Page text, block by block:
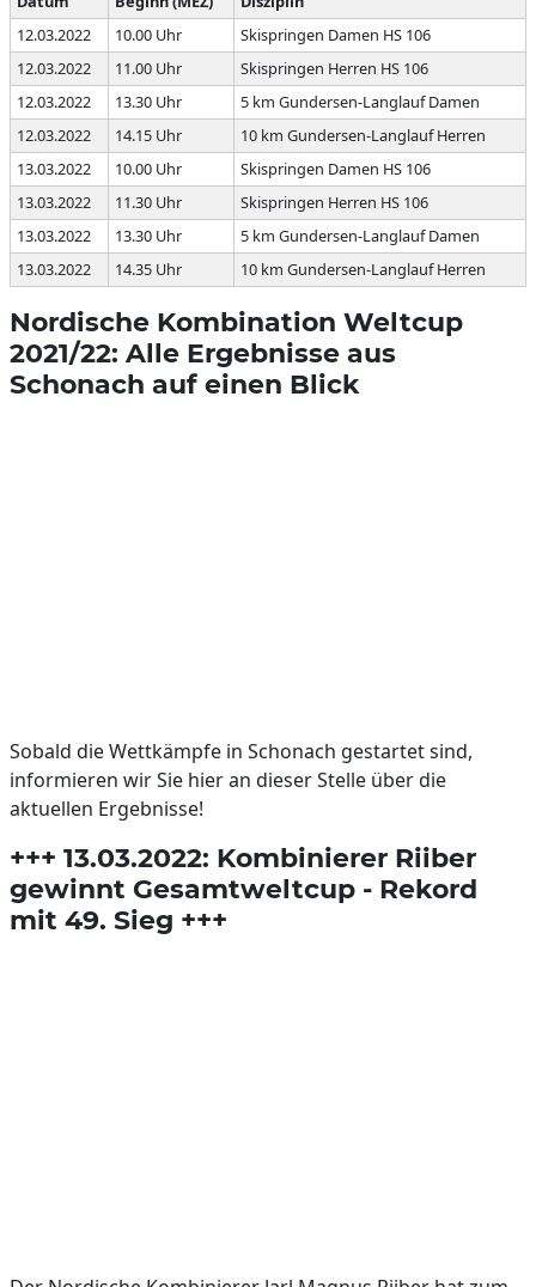
12.03.2022
10.00 Uhr
Skispringen Damen HS 106
12.03.2022
11.00 Uhr
Skispringen Herren HS 106
12.03.2022
13.30 Uhr
5 km Gundersen-Langlauf Damen
12.03.2022
14.15 Uhr
10 km Gundersen-Langlauf Herren
13.03.2022
10.00 Uhr
Skispringen Damen HS 106
13.03.2022
11.30 Uhr
Skispringen Herren HS 106
13.03.2022
13.30 Uhr
5 km Gundersen-Langlauf Damen
13.03.2022
14.35 Uhr 10 km Gundersen-Langlauf Herren
Nordische Kombination Weltcup
2021/22: Alle Ergebnisse aus
Schonach auf einen Blick
Sobald die Wettkämpfe in Schonach gestartet sind,
informieren wir Sie hier an dieser Stelle über die
aktuellen Ergebnisse!
+++ 13.03.2022: Kombinierer Riiber
gewinnt Gesamtweltcup - Rekord
mit 49. Sieg +++